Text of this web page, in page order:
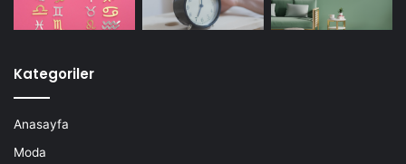
Kategoriler
Anasayfa
Moda